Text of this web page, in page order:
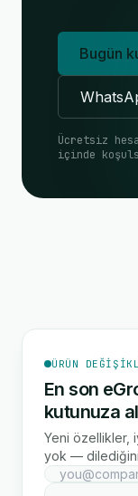
Bugün
Ücretsiz
içinde
ÜRÜN
En son
kutunuza
Yeni özellikler,
yok —